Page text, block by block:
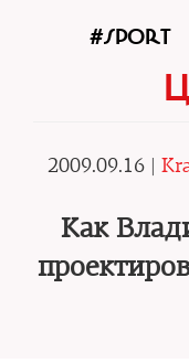
#SPORT
2009.09.16 |
Как